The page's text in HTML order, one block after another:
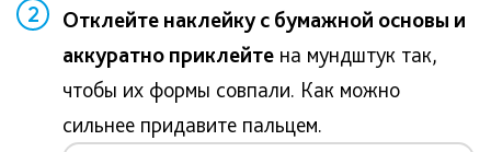
2
Отклейте наклейку с бумажной основы и
аккуратно приклейте на мундштук так,
чтобы их формы совпали. Как можно
сильнее придавите пальцем.